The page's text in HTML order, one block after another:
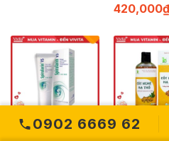
420,000₫
Kem Spirularin Cốt Nghệ
0902 6669 62